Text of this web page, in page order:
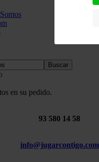
Buscar
en su pedido.
93 580 14 58
info@jugarcontigo.com